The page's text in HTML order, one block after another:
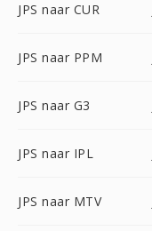
JPS naar CUR
JPS naar PPM
JPS naar G3
JPS naar IPL
JPS naar MTV